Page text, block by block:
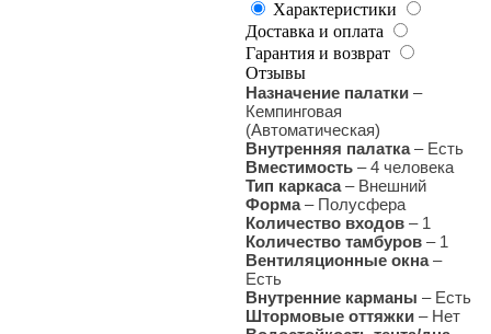
Характеристики
Доставка и оплата
Гарантия и возврат
Отзывы
Назначение палатки –
Кемпинговая
(Автоматическая)
Внутренняя палатка– Есть
Вместимость – 4 человека
Тип каркаса– Внешний
Форма– Полусфера
Количество входов – 1
Количество тамбуров – 1
Вентиляционные окна–
Есть
Внутренние карманы – Есть
Штормовые оттяжки – Нет